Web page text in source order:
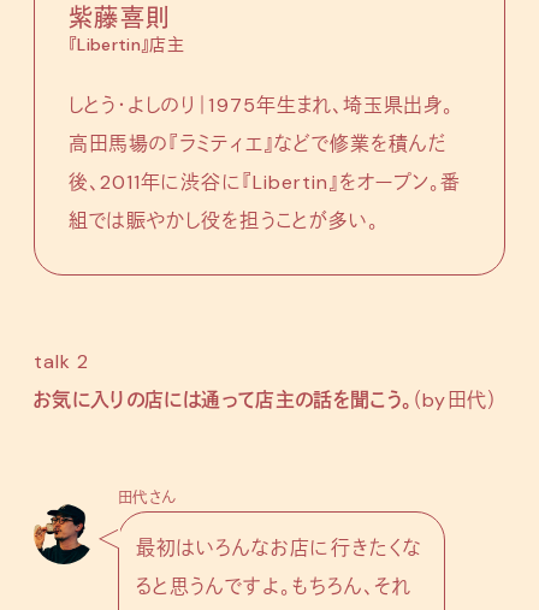
紫藤喜則
『Libertin』店主
しとう・よしのり｜1975年生まれ、埼玉県出身。
高田馬場の『ラミティエ』などで修業を積んだ
後、2011年に渋谷に『Libertin』をオープン。番
組では賑やかし役を担うことが多い。
talk 2
お気に入りの店には通って店主の話を聞こう。 （by田代）
田代さん
最初はいろんなお店に行きたくな
ると思うんですよ。もちろん、それ